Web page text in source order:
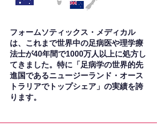
フォームソティックス・メディカル
は、これまで世界中の足病医や理学療
法士が40年間で1000万人以上に処方し
てきました。特に「足病学の世界的先
進国であるニュージーランド・オース
トラリアでトップシェア」の実績を誇
ります。